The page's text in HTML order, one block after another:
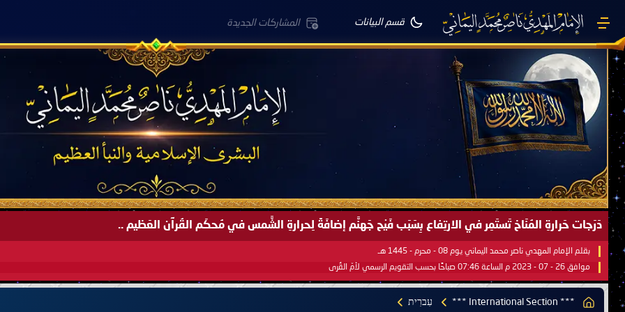
قسم البيانات المشاركات الجديدة
صَيْفُ سَقَرَ يَبدأُ في اجتياحِ شِتاءِ القُطبِ الشَّمالي كَما وعَدناكُم بالحقِّ لعَامِكم هذا (1445 هـ) ..
بقلم الإمام المهدي ناصر محمد اليماني يوم 18 - جمادى الآخرة - 1445 هـ
موافق 31 - 12 - 2023 م الساعة 07:44 صباحًا بحسب التقويم الرسمي لأمّ القُرى
*** International Section *** עִברִית